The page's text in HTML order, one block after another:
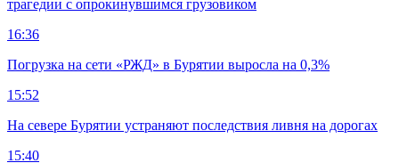
трагедии с опрокинувшимся грузовиком
16:36
Погрузка на сети «РЖД» в Бурятии выросла на 0,3%
15:52
На севере Бурятии устраняют последствия ливня на дорогах
15:40